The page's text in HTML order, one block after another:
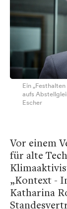
Ein
aufs
Escher
Vor einem
für alte
„Kontext -
Katharina